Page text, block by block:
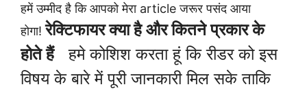
हमें उम्मीद है कि आपको मेरा article जरूर पसंद आया
होगा!रेक्टिफायर क्या है और कितने प्रकार के
होते हैंहमे कोशिश करता हूं कि रीडर को इस
विषय के बारे में पूरी जानकारी मिल सके ताकि